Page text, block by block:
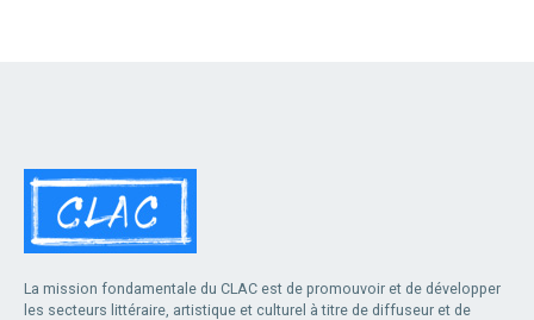
La mission fondamentale du CLAC est de promouvoir et de développer
les secteurs littéraire, artistique et culturel à titre de diffuseur et de